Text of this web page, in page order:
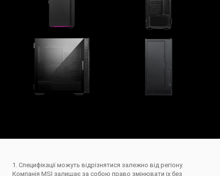
1. Специфікації можуть відрізнятися залежно від регіону.
Компанія MSI залишає за собою право змінювати іх без